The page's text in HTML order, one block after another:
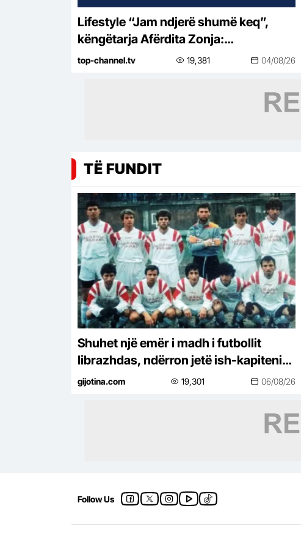
Lifestyle “Jam ndjerë shumë keq”,
këngëtarja Afërdita Zonja:
Parashqevinë nuk e kam takuar në
top-channel.tv 19,381 04/08/26
TË FUNDIT
Shuhet një emër i madh i futbollit
librazhdas, ndërron jetë ish-kapiteni
dhe ish-trajneri i Sopotit, Besnik Çota
gijotina.com 19,301 06/08/26
Follow Us